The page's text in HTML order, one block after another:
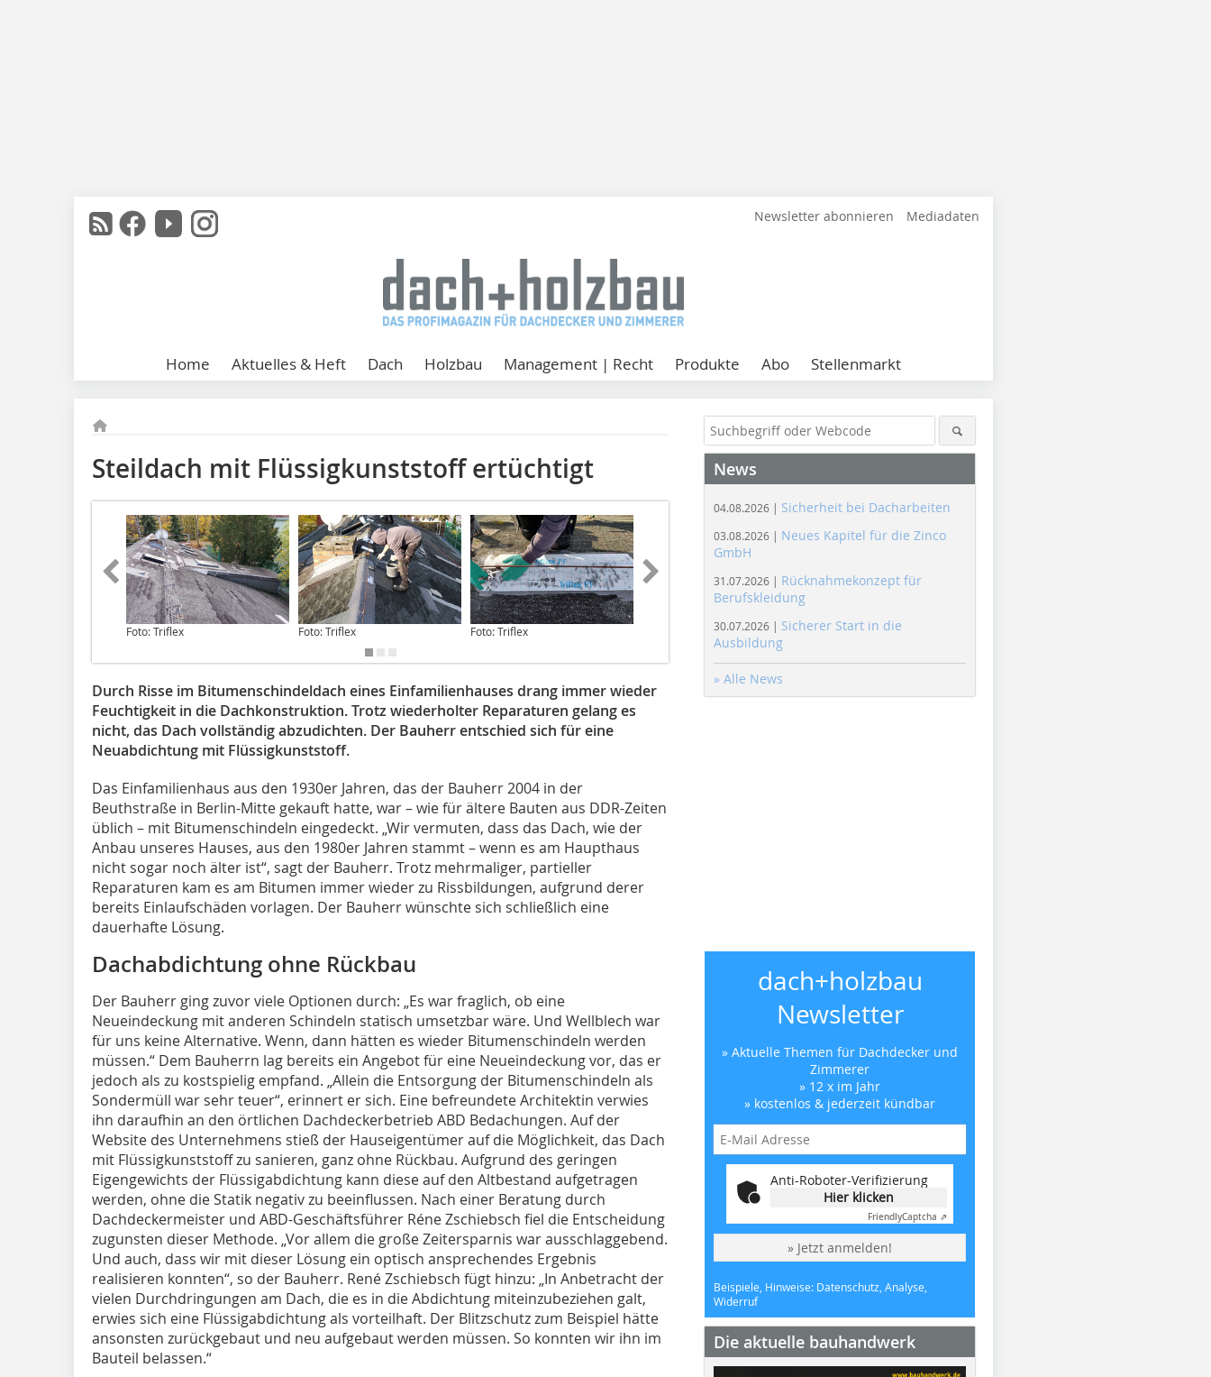
Newsletter abonnieren Mediadaten
Home Aktuelles & Heft Dach Holzbau Management | Recht Produkte Abo Stellenmarkt
Steildach mit Flüssigkunststoff ertüchtigt
Foto: Triflex Foto: Triflex Foto: Triflex Foto: Triflex
Durch Risse im Bitumenschindeldach eines Einfamilienhauses drang immer wieder
Feuchtigkeit in die Dachkonstruktion. Trotz wiederholter Reparaturen gelang es
nicht, das Dach vollständig abzudichten. Der Bauherr entschied sich für eine
Neuabdichtung mit Flüssigkunststoff.
Das Einfamilienhaus aus den 1930er Jahren, das der Bauherr 2004 in der
Beuthstraße in Berlin-Mitte gekauft hatte, war – wie für ältere Bauten aus DDR-Zeiten
üblich – mit Bitumenschindeln eingedeckt. „Wir vermuten, dass das Dach, wie der
Anbau unseres Hauses, aus den 1980er Jahren stammt – wenn es am Haupthaus
nicht sogar noch älter ist“, sagt der Bauherr. Trotz mehrmaliger, partieller
Reparaturen kam es am Bitumen immer wieder zu Rissbildungen, aufgrund derer
bereits Einlaufschäden vorlagen. Der Bauherr wünschte sich schließlich eine
dauerhafte Lösung.
Dachabdichtung ohne Rückbau
Der Bauherr ging zuvor viele Optionen durch: „Es war fraglich, ob eine
Neueindeckung mit anderen Schindeln statisch umsetzbar wäre. Und Wellblech war
für uns keine Alternative. Wenn, dann hätten es wieder Bitumenschindeln werden
müssen.“ Dem Bauherrn lag bereits ein Angebot für eine Neueindeckung vor, das er
jedoch als zu kostspielig empfand. „Allein die Entsorgung der Bitumenschindeln als
Sondermüll war sehr teuer“, erinnert er sich. Eine befreundete Architektin verwies
ihn daraufhin an den örtlichen Dachdeckerbetrieb ABD Bedachungen. Auf der
Website des Unternehmens stieß der Hauseigentümer auf die Möglichkeit, das Dach
mit Flüssigkunststoff zu sanieren, ganz ohne Rückbau. Aufgrund des geringen
Eigengewichts der Flüssigabdichtung kann diese auf den Altbestand aufgetragen
werden, ohne die Statik negativ zu beeinflussen. Nach einer Beratung durch
Dachdeckermeister und ABD-Geschäftsführer Réne Zschiebsch fiel die Entscheidung
zugunsten dieser Methode. „Vor allem die große Zeitersparnis war ausschlaggebend.
Und auch, dass wir mit dieser Lösung ein optisch ansprechendes Ergebnis
realisieren konnten“, so der Bauherr. René Zschiebsch fügt hinzu: „In Anbetracht der
vielen Durchdringungen am Dach, die es in die Abdichtung miteinzubeziehen galt,
erwies sich eine Flüssigabdichtung als vorteilhaft. Der Blitzschutz zum Beispiel hätte
ansonsten zurückgebaut und neu aufgebaut werden müssen. So konnten wir ihn im
Bauteil belassen.“
News
04.08.2026 | Sicherheit bei Dacharbeiten
03.08.2026 | Neues Kapitel für die Zinco
GmbH
31.07.2026 | Rücknahmekonzept für
Berufskleidung
30.07.2026 | Sicherer Start in die
Ausbildung
» Alle News
dach+holzbau
Newsletter
» Aktuelle Themen für Dachdecker und
Zimmerer
» 12 x im Jahr
» kostenlos & jederzeit kündbar
Anti-Roboter-Verifizierung
Hier klicken
FriendlyCaptcha ⇗
» Jetzt anmelden!
Beispiele, Hinweise: Datenschutz, Analyse,
Widerruf
Die aktuelle bauhandwerk